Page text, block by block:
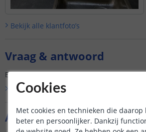
Aanvullende producten
Bekijk alle klantfoto’s
Vraag & antwoord
Er is nog geen vraag gesteld over dit
Bekijk alle Vraag & antwoord
Cookies
Met cookies en technieken die
beter en persoonlijker. Dankzij